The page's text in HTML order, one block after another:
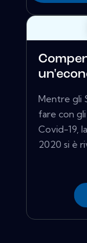
Mentre gli
fare con
Covid-19,
2020 si è